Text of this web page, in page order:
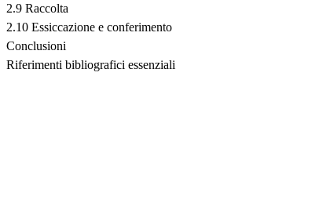
2.9 Raccolta
2.10 Essiccazione e conferimento
Conclusioni
Riferimenti bibliografici essenziali